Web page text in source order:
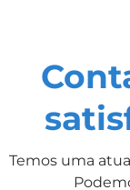
Temos uma